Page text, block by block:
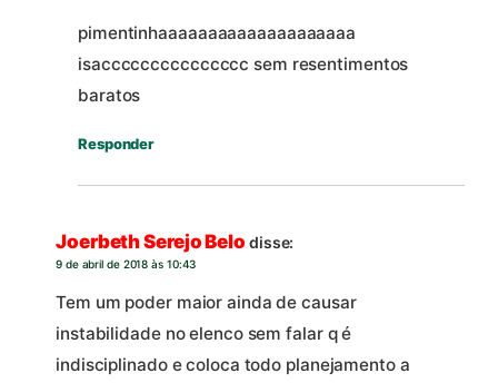
pimentinhaaaaaaaaaaaaaaaaaaaa
isaccccccccccccccc sem resentimentos
baratos
Responder
Joerbeth Serejo Belo disse:
9 de abril de 2018 às 10:43
Tem um poder maior ainda de causar
instabilidade no elenco sem falar q é
indisciplinado e coloca todo planejamento a